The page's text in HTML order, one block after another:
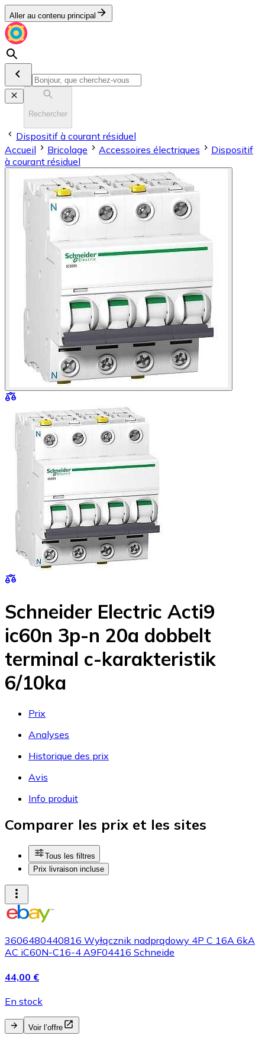
Aller au contenu principal
Rechercher
Dispositif à courant résiduel
Accueil
Bricolage Accessoires électriques
Dispositif
à courant résiduel
Schneider Electric Acti9
ic60n 3p-n 20a dobbelt
terminal c-karakteristik
6/10ka
Prix
Analyses
Historique des prix
Avis
Info produit
Comparer les prix et les sites
Tous les filtres
Prix livraison incluse
3606480440816 Wyłącznik nadprądowy 4P C 16A 6kA
AC iC60N-C16-4 A9F04416 Schneide
44,00 €
En stock
Voir l’offre